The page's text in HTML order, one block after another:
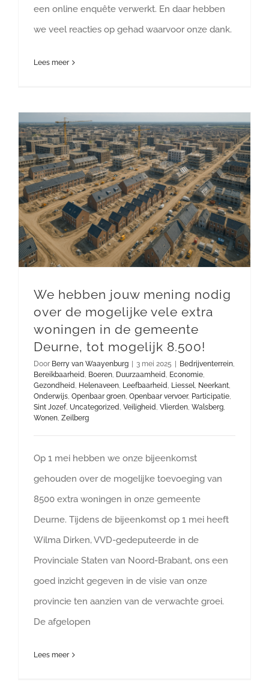
een online enquête verwerkt. En daar hebben
we veel reacties op gehad waarvoor onze dank.
Lees meer
We hebben jouw mening nodig
over de mogelijke vele extra
woningen in de gemeente
Deurne, tot mogelijk 8.500!
Door Berry van Waayenburg 3 mei 2025 Bedrijventerrein,
Bereikbaarheid, Boeren, Duurzaamheid, Economie,
Gezondheid, Helenaveen, Leefbaarheid, Liessel, Neerkant,
Onderwijs, Openbaar groen, Openbaar vervoer, Participatie,
Sint Jozef, Uncategorized, Veiligheid, Vlierden, Walsberg,
Wonen, Zeilberg
Op 1 mei hebben we onze bijeenkomst
gehouden over de mogelijke toevoeging van
8500 extra woningen in onze gemeente
Deurne. Tijdens de bijeenkomst op 1 mei heeft
Wilma Dirken, VVD-gedeputeerde in de
Provinciale Staten van Noord-Brabant, ons een
goed inzicht gegeven in de visie van onze
provincie ten aanzien van de verwachte groei.
De afgelopen
Lees meer